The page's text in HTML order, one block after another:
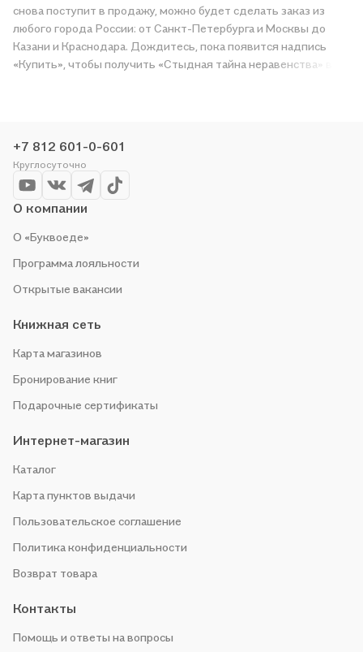
снова поступит в продажу, можно будет сделать заказ из
любого города России: от Санкт-Петербурга и Москвы до
Казани и Краснодара. Дождитесь, пока появится надпись
«Купить», чтобы получить «Стыдная тайна неравенства» в
чтобы не упустить выгоду!
+7 812 601-0-601
Круглосуточно
О компании
О «Буквоеде»
Программа лояльности
Открытые вакансии
Книжная сеть
Карта магазинов
Бронирование книг
Подарочные сертификаты
Интернет-магазин
Каталог
Карта пунктов выдачи
Пользовательское соглашение
Политика конфиденциальности
Возврат товара
Контакты
Помощь и ответы на вопросы